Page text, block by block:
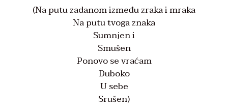
(Na putu zadanom između zraka i mraka
Na putu tvoga znaka
Sumnjen i
Smušen
Ponovo se vraćam
Duboko
U sebe
Srušen)